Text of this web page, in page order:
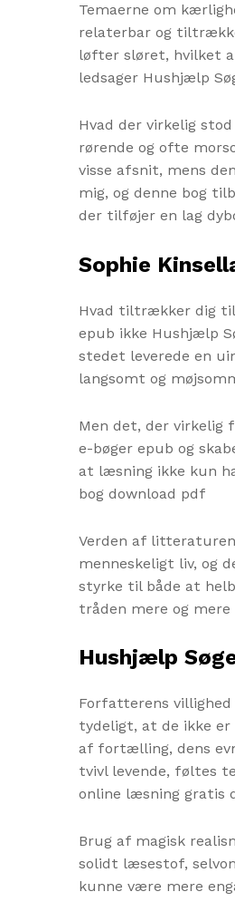
Temaerne om
relaterbar og
løfter sløret, hvilket
ledsager Hushjælp
Hvad der virkelig
rørende og ofte
visse afsnit, mens
mig, og denne bog
der tilføjer en lag
Sophie
Hvad tiltrækker dig
epub ikke Hushjælp
stedet leverede en
langsomt og
Men det, der virkelig
e-bøger epub og
at læsning ikke kun
bog download pdf
Verden af
menneskeligt liv, og
styrke til både at
tråden mere og
Hushjælp
Forfatterens
tydeligt, at de ikke
af fortælling, dens
tvivl levende, føltes
online læsning gratis
Brug af magisk
solidt læsestof,
kunne være mere